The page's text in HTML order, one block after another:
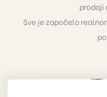
prodaji
Sve je započelo